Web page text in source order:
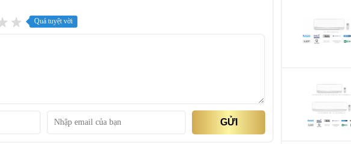
Quá tuyệt vời
GỬI
Thời gian bảo
Hiệu suất sử dụng
Công nghệ giặt